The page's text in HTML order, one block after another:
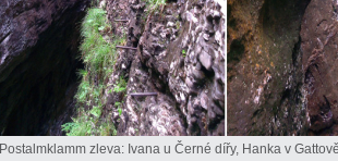
Postalmklamm zleva: Ivana u Černé dířy, Hanka v